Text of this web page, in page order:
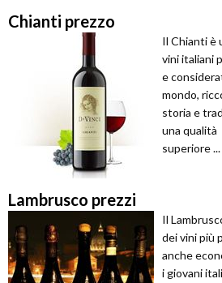
Chianti prezzo
Il Chianti è
vini italiani
e
mondo,
storia e
una qualità
superiore ...
Lambrusco prezzi
Il
dei vini più
anche
i giovani